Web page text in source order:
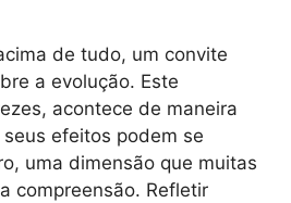
de tudo, um convite
a evolução. Este
acontece de maneira
efeitos podem se
uma dimensão que muitas
compreensão. Refletir